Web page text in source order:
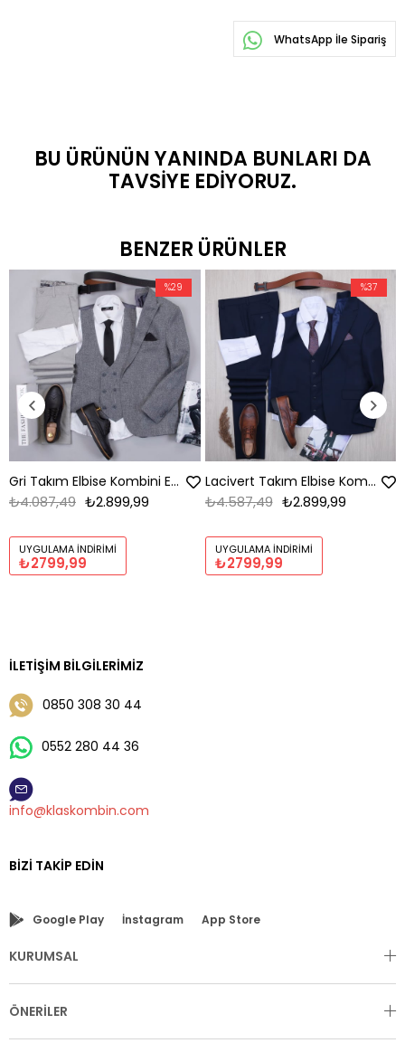
WhatsApp İle Sipariş
BU ÜRÜNÜN YANINDA BUNLARI DA
TAVSIYE EDIYORUZ.
BENZER ÜRÜNLER
Gri Takım Elbise Kombini Erkek | Slim Fit Şık Komple Set
₺2.899,99
₺4.087,49
UYGULAMA İNDIRIMI
₺2799,99
%29
Lacivert Takım Elbise Kombini Erkek | Slim Fit Şık Komple
₺2.899,99
₺4.587,49
UYGULAMA İNDIRIMI
₺2799,99
%37
İLETIŞIM BILGILERIMIZ
0850 308 30 44
0552 280 44 36
info@klaskombin.com
BIZI TAKIP EDIN
Google Play İnstagram App Store
KURUMSAL
ÖNERİLER